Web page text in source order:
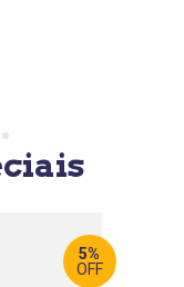
5%
OFF